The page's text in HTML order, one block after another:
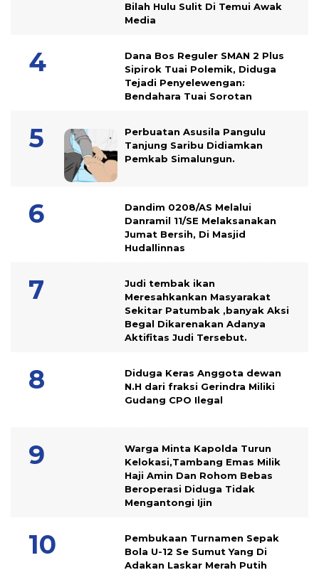
Bilah Hulu Sulit Di Temui Awak
Media
Dana Bos Reguler SMAN 2 Plus
Sipirok Tuai Polemik, Diduga
Tejadi Penyelewengan:
Bendahara Tuai Sorotan
Perbuatan Asusila Pangulu
Tanjung Saribu Didiamkan
Pemkab Simalungun.
Dandim 0208/AS Melalui
Danramil 11/SE Melaksanakan
Jumat Bersih, Di Masjid
Hudallinnas
Judi tembak ikan
Meresahkankan Masyarakat
Sekitar Patumbak ,banyak Aksi
Begal Dikarenakan Adanya
Aktifitas Judi Tersebut.
Diduga Keras Anggota dewan
N.H dari fraksi Gerindra Miliki
Gudang CPO Ilegal
Warga Minta Kapolda Turun
Kelokasi,Tambang Emas Milik
Haji Amin Dan Rohom Bebas
Beroperasi Diduga Tidak
Mengantongi Ijin
Pembukaan Turnamen Sepak
Bola U-12 Se Sumut Yang Di
Adakan Laskar Merah Putih